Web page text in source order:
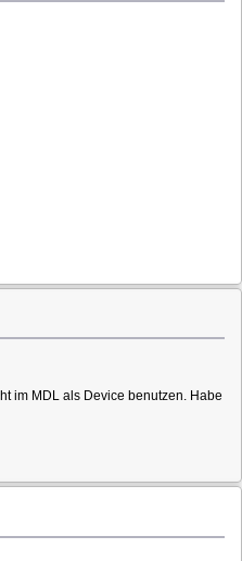
im MDL als Device benutzen. Habe